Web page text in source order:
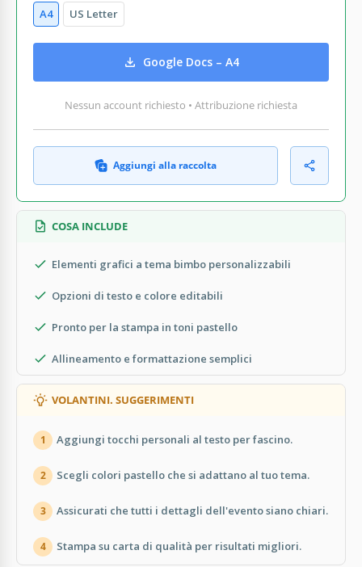
A4 US Letter
Google Docs – A4
Nessun account richiesto • Attribuzione richiesta
Aggiungi alla raccolta
COSA INCLUDE
Elementi grafici a tema bimbo personalizzabili
Opzioni di testo e colore editabili
Pronto per la stampa in toni pastello
Allineamento e formattazione semplici
VOLANTINI. SUGGERIMENTI
1 Aggiungi tocchi personali al testo per fascino.
2 Scegli colori pastello che si adattano al tuo tema.
3 Assicurati che tutti i dettagli dell'evento siano chiari.
4 Stampa su carta di qualità per risultati migliori.